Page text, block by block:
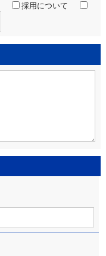
採用について